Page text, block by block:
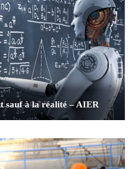
sauf à la réalité – AIER